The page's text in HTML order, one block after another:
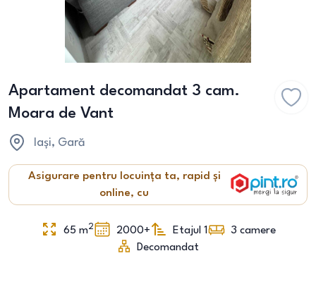
Apartament decomandat 3 cam.
Moara de Vant
Iași, Gară
Asigurare pentru locuința ta, rapid și
online, cu
65 m2 2000+ Etajul 1 3 camere
Decomandat